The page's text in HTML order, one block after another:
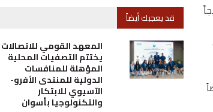
قد يعجبك أيضاً
المعهد القومي للاتصالات
يختتم التصفيات المحلية
المؤهلة للمنافسات
الدولية للمنتدى الأفرو-
الآسيوي للابتكار
والتكنولوجيا بأسوان